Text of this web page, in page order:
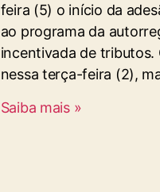
feira (5) o início da
ao programa da
incentivada de tributos.
nessa terça-feira (2),
Saiba mais »